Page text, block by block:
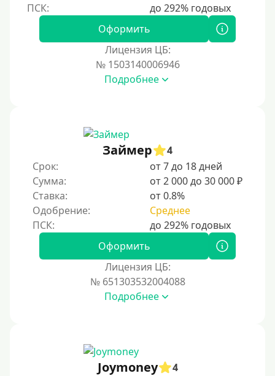
Оформить
Лицензия ЦБ:
№ 1503140006946
Подробнее
Займер
4
Срок:
от 7 до 18 дней
Сумма:
от 2 000 до 30 000 ₽
Ставка:
от 0.8%
Одобрение:
Среднее
Оформить
Лицензия ЦБ:
№ 651303532004088
Подробнее
Joymoney
4